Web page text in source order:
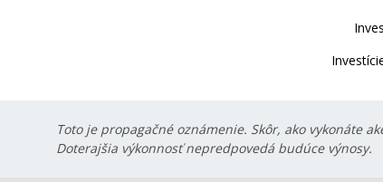
Toto je propagačné oznámenie. Skôr, ako vykonáte
Doterajšia výkonnosť nepredpovedá budúce výnosy.